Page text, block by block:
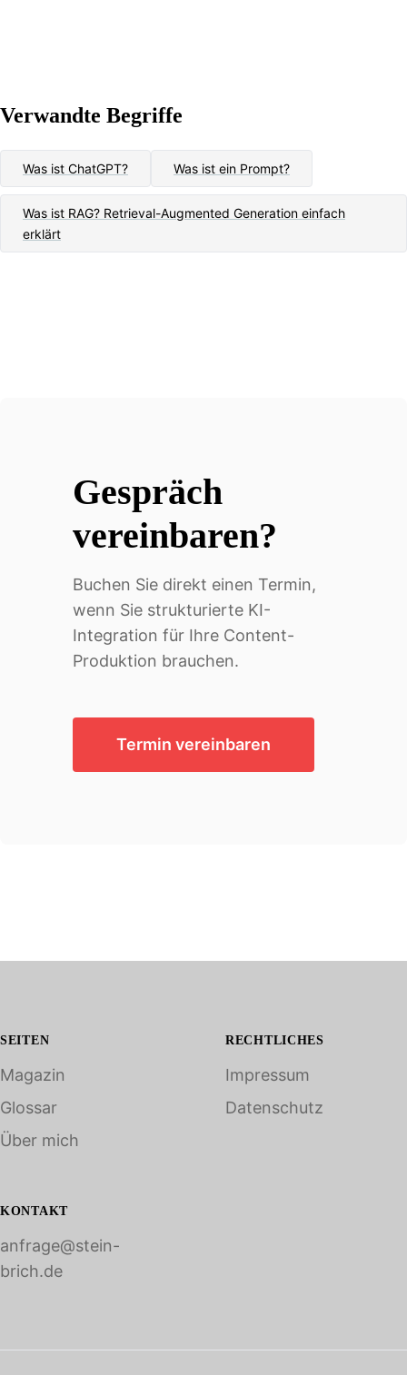
Verwandte Begriffe
Was ist ChatGPT? Was ist ein Prompt?
Was ist RAG? Retrieval-Augmented Generation einfach
erklärt
Gespräch
vereinbaren?
Buchen Sie direkt einen Termin,
wenn Sie strukturierte KI-
Integration für Ihre Content-
Produktion brauchen.
Termin vereinbaren
SEITEN
Magazin
Glossar
Über mich
RECHTLICHES
Impressum
Datenschutz
KONTAKT
anfrage@stein-
brich.de